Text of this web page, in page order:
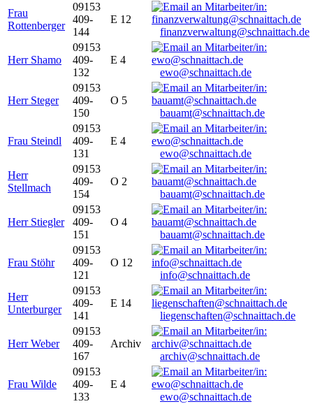
Frau
Rottenberger
09153
409-
144
E 12
finanzverwaltung@schnaittach.de
Herr Shamo
09153
409-
132
E 4
ewo@schnaittach.de
Herr Steger
09153
409-
150
O 5
bauamt@schnaittach.de
Frau Steindl
09153
409-
131
E 4
ewo@schnaittach.de
Herr
Stellmach
09153
409-
154
O 2
bauamt@schnaittach.de
Herr Stiegler
09153
409-
151
O 4
bauamt@schnaittach.de
Frau Stöhr
09153
409-
121
O 12
info@schnaittach.de
Herr
Unterburger
09153
409-
141
E 14
liegenschaften@schnaittach.de
Herr Weber
09153
409-
167
Archiv
archiv@schnaittach.de
Frau Wilde
09153
409-
133
E 4
ewo@schnaittach.de